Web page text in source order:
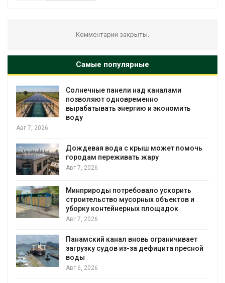
Комментарии закрыты.
Самые популярные
Солнечные панели над каналами
позволяют одновременно
вырабатывать энергию и экономить
воду
Авг 7, 2026
Дождевая вода с крыш может помочь
городам переживать жару
Авг 7, 2026
Минприроды потребовало ускорить
строительство мусорных объектов и
уборку контейнерных площадок
Авг 7, 2026
Панамский канал вновь ограничивает
загрузку судов из-за дефицита пресной
воды
Авг 6, 2026